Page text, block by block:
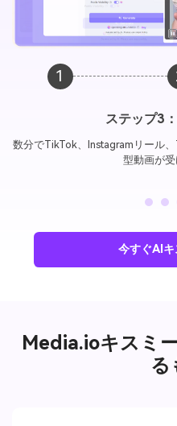
1
ステップ3
数分でTikTok、Instagramリール
型動画が受
今すぐAI
Media.ioキスミ
る